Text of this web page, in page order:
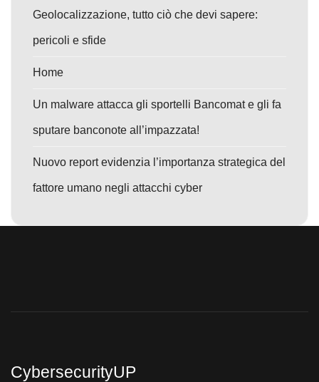
Geolocalizzazione, tutto ciò che devi sapere:
pericoli e sfide
Home
Un malware attacca gli sportelli Bancomat e gli fa
sputare banconote all’impazzata!
Nuovo report evidenzia l’importanza strategica del
fattore umano negli attacchi cyber
CybersecurityUP